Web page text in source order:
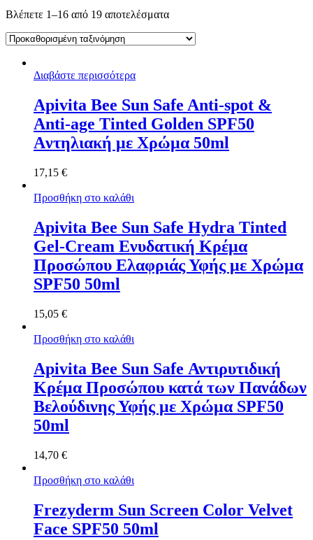
Βλέπετε 1–16 από 19 αποτελέσματα
Διαβάστε περισσότερα
Apivita Bee Sun Safe Anti-spot &
Anti-age Tinted Golden SPF50
Aντηλιακή με Χρώμα 50ml
17,15 €
Προσθήκη στο καλάθι
Apivita Bee Sun Safe Hydra Tinted
Gel-Cream Ενυδατική Κρέμα
Προσώπου Ελαφριάς Υφής με Χρώμα
SPF50 50ml
15,05 €
Προσθήκη στο καλάθι
Apivita Bee Sun Safe Αντιρυτιδική
Κρέμα Προσώπου κατά των Πανάδων
Βελούδινης Υφής με Χρώμα SPF50
50ml
14,70 €
Προσθήκη στο καλάθι
Frezyderm Sun Screen Color Velvet
Face SPF50 50ml